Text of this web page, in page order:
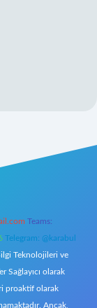
Teams:
Telegram: @karabul
Teknolojileri ve
Sağlayıcı olarak
proaktif olarak
Ancak,